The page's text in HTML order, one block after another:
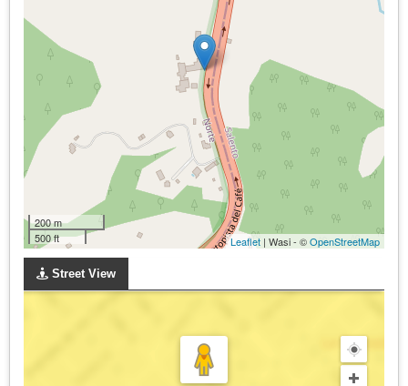
200 m
500 ft
Leaflet | Wasi - ©OpenStreetMap
Street View